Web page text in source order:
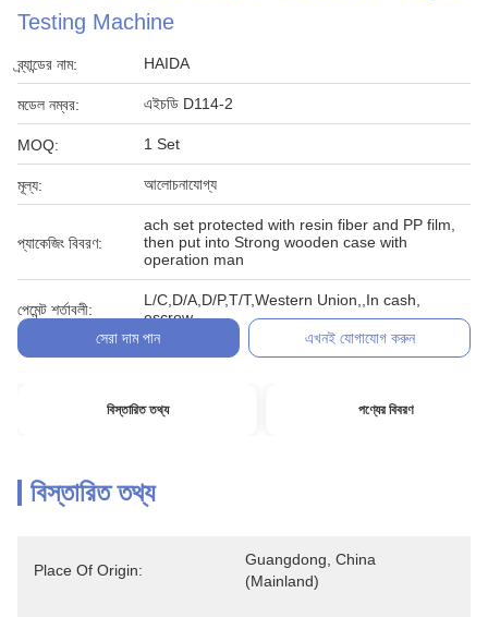
Testing Machine
ব্র্যান্ডের নাম: HAIDA
মডেল নম্বর: এইচডি D114-2
MOQ: 1 Set
মূল্য: আলোচনাযোগ্য
প্যাকেজিং বিবরণ:
ach set protected with resin fiber and PP film,
then put into Strong wooden case with
operation man
পেমেন্ট শর্তাবলী:
L/C,D/A,D/P,T/T,Western Union,,In cash,
escrow
সেরা দাম পান
এখনই যোগাযোগ করুন
বিস্তারিত তথ্য পণ্যের বিবরণ
বিস্তারিত তথ্য
Place Of Origin:
Guangdong, China
(Mainland)